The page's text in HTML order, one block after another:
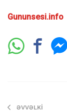
Gununsesi.info
ƏVVƏLKI